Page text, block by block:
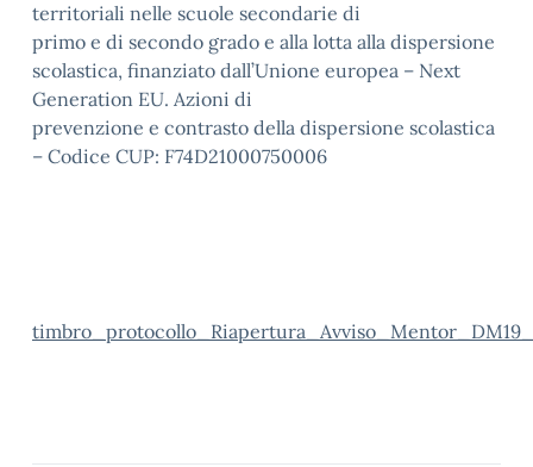
territoriali nelle scuole secondarie di
primo e di secondo grado e alla lotta alla dispersione
scolastica, finanziato dall’Unione europea – Next
Generation EU. Azioni di
prevenzione e contrasto della dispersione scolastica
– Codice CUP: F74D21000750006